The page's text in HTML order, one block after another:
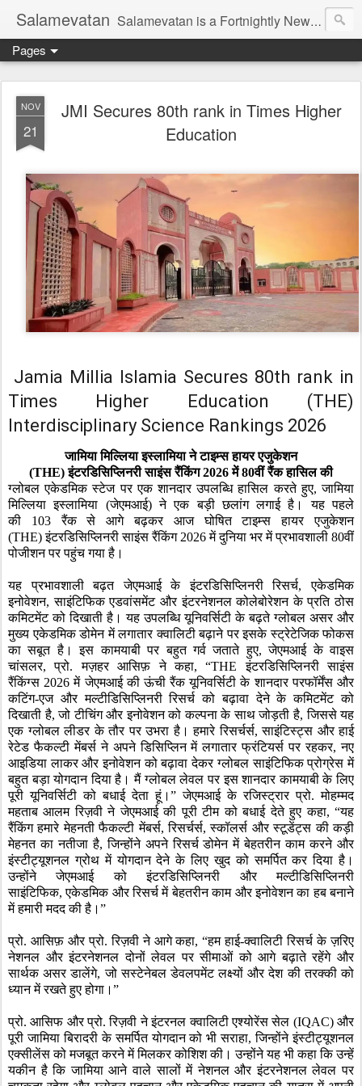
Salamevatan Salamevatan is a Fortnightly Newspaper published from Aligarh, India. Established on 15th August, 2003, the Newspaper aims to provide quality News, Views, Articles, Essays, interviews and many other things which are beneficial to the Common people of India, making them aware and helping them in performing their day to day activities more efficiently and effectively.
Pages
NOV
21
JMI Secures 80th rank in Times Higher
Education
Jamia Millia Islamia Secures 80th rank in
Times Higher Education (THE)
Interdisciplinary Science Rankings 2026
जामिया मिल्लिया इस्लामिया ने टाइम्स हायर एजुकेशन
(THE)इंटरडिसिप्लिनरी साइंस रैंकिंग2026में80वीं रैंक हासिल की
ग्लोबल एकेडमिक स्टेज पर एक शानदार उपलब्धि हासिल करते हुए,जामिया
मिल्लिया इस्लामिया (जेएमआई)ने एक बड़ी छलांग लगाई है। यह पहले
की 103रैंक से आगे बढ़कर आज घोषित टाइम्स हायर एजुकेशन
(THE)इंटरडिसिप्लिनरी साइंस रैंकिंग 2026में दुनिया भर में प्रभावशाली 80वीं
पोजीशन पर पहुंच गया है।
यह प्रभावशाली बढ़त जेएमआई के इंटरडिसिप्लिनरी रिसर्च,एकेडमिक
इनोवेशन,साइंटिफिक एडवांसमेंट और इंटरनेशनल कोलेबोरेशन के प्रति ठोस
कमिटमेंट को दिखाती है। यह उपलब्धि यूनिवर्सिटी के बढ़ते ग्लोबल असर और
मुख्य एकेडमिक डोमेन में लगातार क्वालिटी बढ़ाने पर इसके स्ट्रेटेजिक फोकस
का सबूत है। इस कामयाबी पर बहुत गर्व जताते हुए,जेएमआई के वाइस
चांसलर,प्रो. मज़हर आसिफ़ ने कहा, “THEइंटरडिसिप्लिनरी साइंस
रैंकिंग्स 2026 में जेएमआई की ऊंची रैंक यूनिवर्सिटी के शानदार परफॉर्मेंस और
कटिंग-एज और मल्टीडिसिप्लिनरी रिसर्च को बढ़ावा देने के कमिटमेंट को
दिखाती है,जो टीचिंग और इनोवेशन को कल्पना के साथ जोड़ती है,जिससे यह
एक ग्लोबल लीडर के तौर पर उभरा है। हमारे रिसर्चर्स,साइंटिस्ट्स और हाई
रेटेड फैकल्टी मेंबर्स ने अपने डिसिप्लिन में लगातार फ्रंटियर्स पर रहकर,नए
आइडिया लाकर और इनोवेशन को बढ़ावा देकर ग्लोबल साइंटिफिक प्रोग्रेस में
बहुत बड़ा योगदान दिया है। मैं ग्लोबल लेवल पर इस शानदार कामयाबी के लिए
पूरी यूनिवर्सिटी को बधाई देता हूं। ”जेएमआई के रजिस्ट्रार प्रो. मोहम्मद
महताब आलम रिज़वी ने जेएमआई की पूरी टीम को बधाई देते हुए कहा, “यह
रैंकिंग हमारे मेहनती फैकल्टी मेंबर्स,रिसर्चर्स,स्कॉलर्स और स्टूडेंट्स की कड़ी
मेहनत का नतीजा है,जिन्होंने अपने रिसर्च डोमेन में बेहतरीन काम करने और
इंस्टीट्यूशनल ग्रोथ में योगदान देने के लिए खुद को समर्पित कर दिया है।
उन्होंने जेएमआई
को इंटरडिसिप्लिनरी और मल्टीडिसिप्लिनरी
साइंटिफिक,एकेडमिक और रिसर्च में बेहतरीन काम और इनोवेशन का हब बनाने
में हमारी मदद की है। ”
प्रो. आसिफ़ और प्रो. रिज़वी ने आगे कहा, “हम हाई-क्वालिटी रिसर्च के ज़रिए
नेशनल और इंटरनेशनल दोनों लेवल पर सीमाओं को आगे बढ़ाते रहेंगे और
सार्थक असर डालेंगे,जो सस्टेनेबल डेवलपमेंट लक्ष्यों और देश की तरक्की को
ध्यान में रखते हुए होगा। ”
प्रो. आसिफ और प्रो. रिज़वी ने इंटरनल क्वालिटी एश्योरेंस सेल (IQAC)और
पूरी जामिया बिरादरी के समर्पित योगदान को भी सराहा,जिन्होंने इंस्टीट्यूशनल
एक्सीलेंस को मजबूत करने में मिलकर कोशिश की। उन्होंने यह भी कहा कि उन्हें
यकीन है कि जामिया आने वाले सालों में नेशनल और इंटरनेशनल लेवल पर